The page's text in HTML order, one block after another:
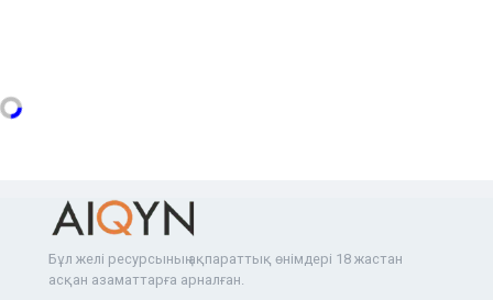
Бұл желі ресурсының ақпараттық өнімдері 18 жастан
асқан азаматтарға арналған.